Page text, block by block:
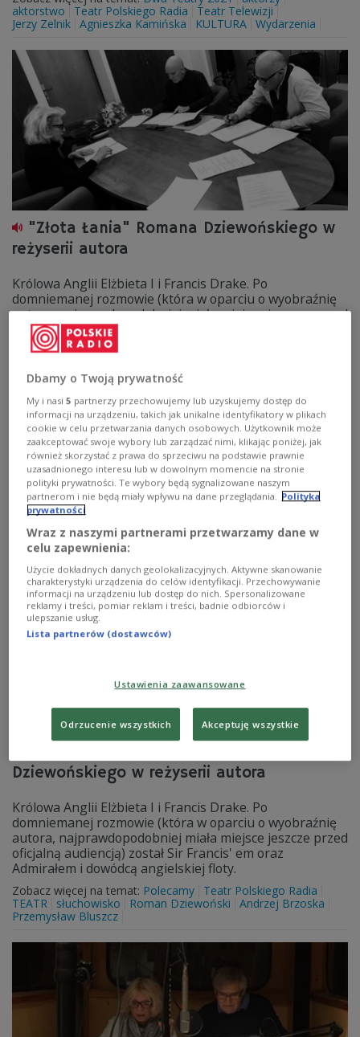
aktorstwo
Teatr Polskiego Radia
Teatr Telewizji
Jerzy Zelnik Agnieszka Kamińska KULTURA Wydarzenia
"Złota Łania" Romana Dziewońskiego w
reżyserii autora
Królowa Anglii Elżbieta I i Francis Drake. Po
domniemanej rozmowie (która w oparciu o wyobraźnię
autora, najprawdopodobniej miała miejsce jeszcze przed
oficjalną audiencją) został Sir Francis' em oraz
Admirałem i dowódcą angielskiej floty. "Złota łania" to
Drake powraca do Anglii na swoim okręcie Złota łania.
Przywozi zdobyte na Hiszpanach skarby przewyższające
dochód Anglii. Elżbieta rządzi krajem wstrząsanym
wewnętrznymi i zewnętrznymi konfliktami. Drake
przepłynął dookoła globu zmagając się z potęgą
żywiołów. Obydwoje bardzo rzadko mogą pozwolić sobie
na otwartą, szczerą rozmowę. Reżyseria: Roman
Dziewoński. Reżyseria dźwięku: Andrzej Brzoska.
Muzyka: Piotr Dziewoński. Obsada: Ewa Wiśniewska,
Przemysław Bluszcz
Zobacz więcej na temat:Roman Dziewoński
Przemysław Bluszcz
Dziewońskiego w reżyserii autora
Królowa Anglii Elżbieta I i Francis Drake. Po
domniemanej rozmowie (która w oparciu o wyobraźnię
autora, najprawdopodobniej miała miejsce jeszcze przed
oficjalną audiencją) został Sir Francis' em oraz
Admirałem i dowódcą angielskiej floty.
Zobacz więcej na temat: Polecamy
Teatr Polskiego Radia
TEATR
słuchowisko Roman Dziewoński
Andrzej Brzoska
Przemysław Bluszcz
Dbamy o Twoją prywatność
My i nasi5 partnerzy przechowujemy lub uzyskujemy dostęp do
informacji na urządzeniu, takich jak unikalne identyfikatory w plikach
cookie w celu przetwarzania danych osobowych. Użytkownik może
zaakceptować swoje wybory lub zarządzać nimi, klikając poniżej, jak
również skorzystać z prawa do sprzeciwu na podstawie prawnie
uzasadnionego interesu lub w dowolnym momencie na stronie
polityki prywatności. Te wybory będą sygnalizowane naszym
partnerom i nie będą miały wpływu na dane przeglądania. Polityka
prywatności
Wraz z naszymi partnerami przetwarzamy dane w
celu zapewnienia:
Użycie dokładnych danych geolokalizacyjnych. Aktywne skanowanie
charakterystyki urządzenia do celów identyfikacji. Przechowywanie
informacji na urządzeniu lub dostęp do nich. Spersonalizowane
reklamy i treści, pomiar reklam i treści, badnie odbiorców i
ulepszanie usług.
Lista partnerów (dostawców)
Ustawienia zaawansowane
Odrzucenie wszystkich Akceptuję wszystkie